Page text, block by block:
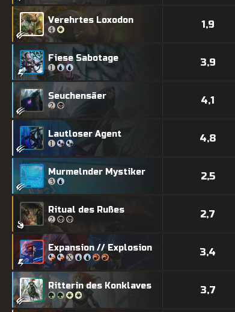
Verehrtes Loxodon 1,9
Fiese Sabotage 3,9
Seuchensäer 4,1
Lautloser Agent 4,8
Murmelnder Mystiker 2,5
Ritual des Rußes 2,7
Expansion // Explosion 3,4
Ritterin des Konklaves 3,7